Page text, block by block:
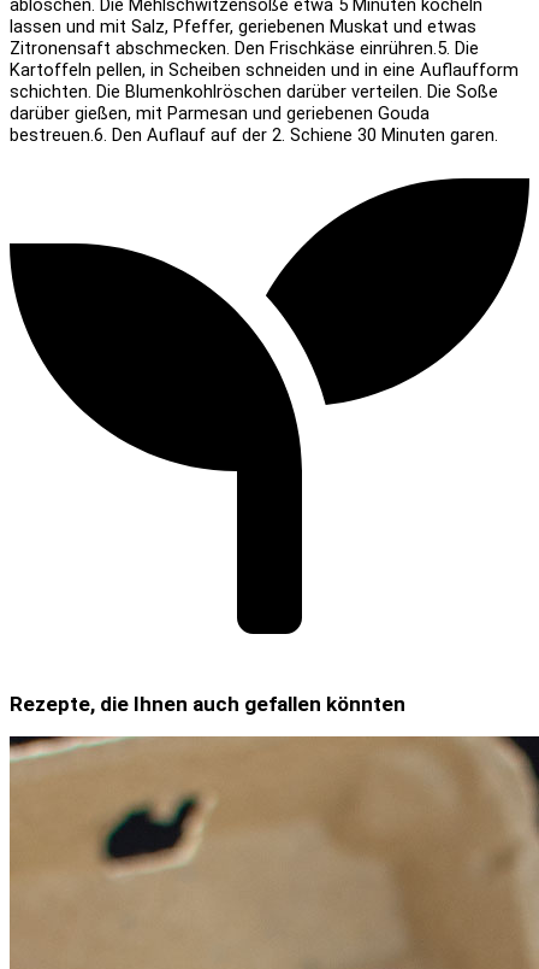
ablöschen. Die Mehlschwitzensoße etwa 5 Minuten köcheln
lassen und mit Salz, Pfeffer, geriebenen Muskat und etwas
Zitronensaft abschmecken. Den Frischkäse einrühren.5. Die
Kartoffeln pellen, in Scheiben schneiden und in eine Auflaufform
schichten. Die Blumenkohlröschen darüber verteilen. Die Soße
darüber gießen, mit Parmesan und geriebenen Gouda
bestreuen.6. Den Auflauf auf der 2. Schiene 30 Minuten garen.
Rezepte, die Ihnen auch gefallen könnten